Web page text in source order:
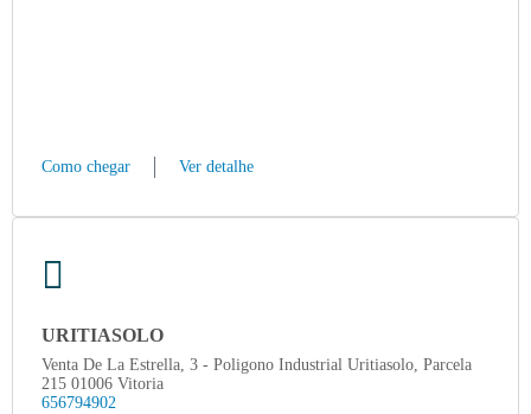
Como chegar Ver detalhe
URITIASOLO
Venta De La Estrella, 3 - Poligono Industrial Uritiasolo, Parcela
215 01006 Vitoria
656794902